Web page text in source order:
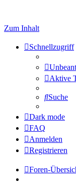
Zum Inhalt
Schnellzugriff
Aktive
Suche
Dark mode
FAQ
Anmelden
Registrieren
Foren-